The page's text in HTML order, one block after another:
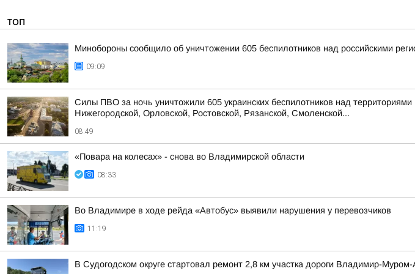
ТОП
Минобороны сообщило об уничтожении 605 беспилотников над российскими
09:09
Силы ПВО за ночь уничтожили 605 украинских беспилотников над
Нижегородской, Орловской, Ростовской, Рязанской, Смоленской...
08:49
«Повара на колесах» - снова во Владимирской области
08:33
Во Владимире в ходе рейда «Автобус» выявили нарушения у перевозчиков
11:19
В Судогодском округе стартовал ремонт 2,8 км участка дороги Владимир-